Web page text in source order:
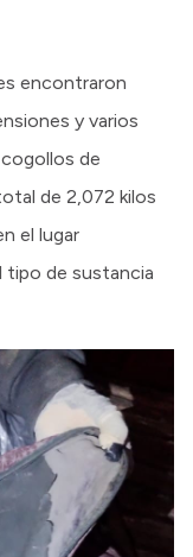
encontraron
y varios
de
de 2,072 kilos
el lugar
tipo de sustancia